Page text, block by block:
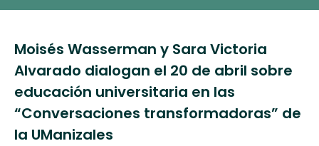
Moisés Wasserman y Sara Victoria
Alvarado dialogan el 20 de abril sobre
educación universitaria en las
“Conversaciones transformadoras” de
la UManizales